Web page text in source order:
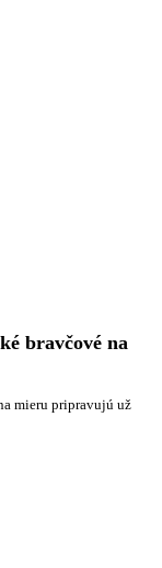
bravčové na
mieru pripravujú už